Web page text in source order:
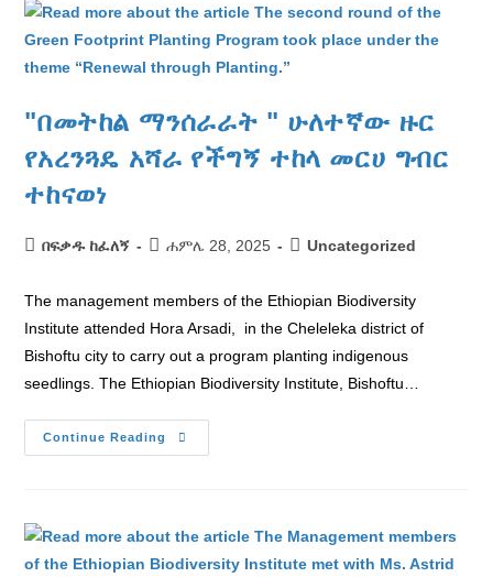
"በመትከል ማንሰራራት " ሁለተኛው ዙር
የአረንጓዴ አሻራ የችግኝ ተከላ መርሀ ግብር
ተከናወነ
በፍቃዱ ከፈለኝ ሐምሌ 28, 2025 Uncategorized
The management members of the Ethiopian Biodiversity
Institute attended Hora Arsadi, in the Cheleleka district of
Bishoftu city to carry out a program planting indigenous
seedlings. The Ethiopian Biodiversity Institute, Bishoftu…
Continue Reading